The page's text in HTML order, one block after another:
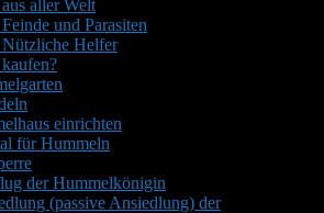
aller Welt
und Parasiten
Helfer
einrichten
für Hummeln
der Hummelkönigin
(passive Ansiedlung) der